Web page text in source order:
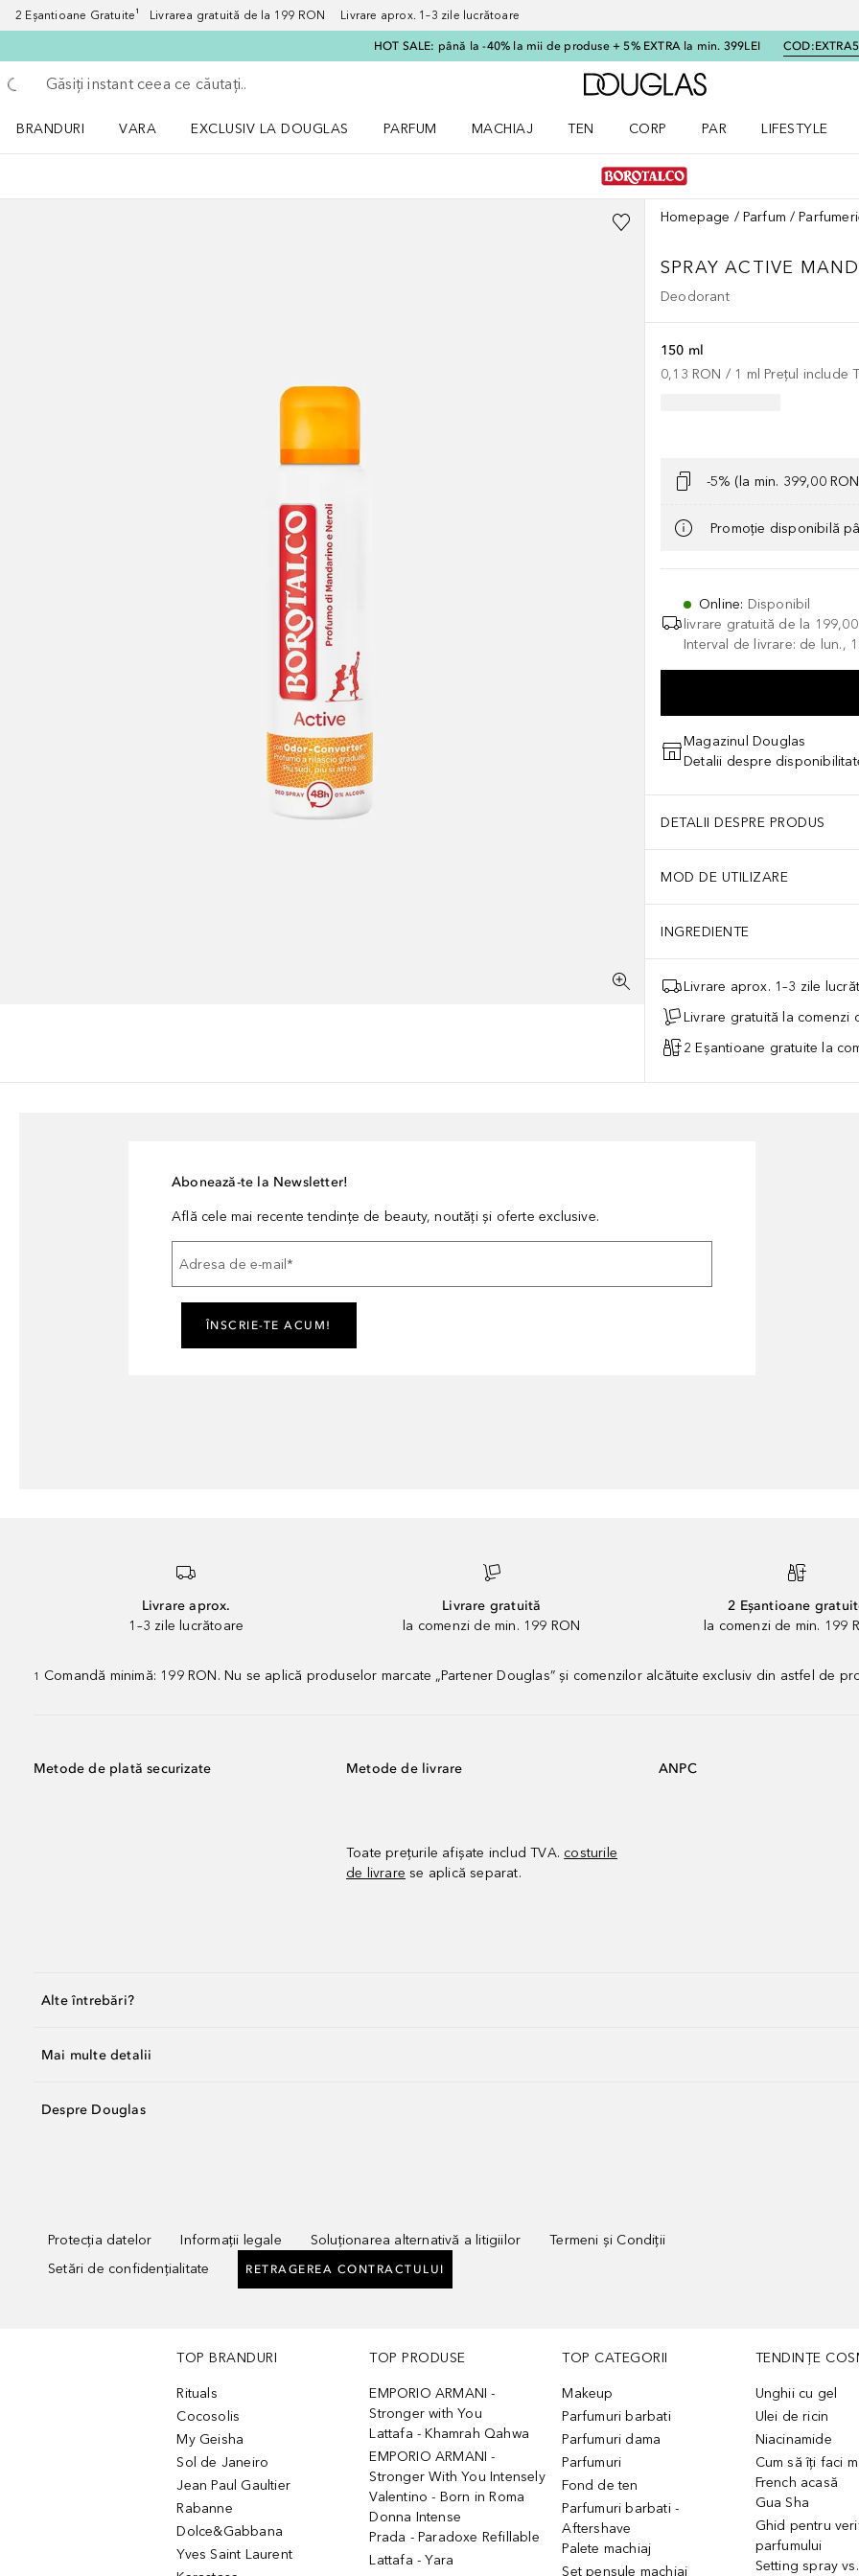
2 Eșantioane Gratuite¹ Livrarea gratuită de la 199 RON Livrare aprox. 1–3 zile lucrătoare
HOT SALE: până la -40% la mii de produse + 5% EXTRA la min. 399LEI COD:
Înapoi
Executați căutarea
Către pagina principală
BRANDURI
VARA
EXCLUSIV LA DOUGLAS
PARFUM
MACHIAJ
TEN
CORP
PAR
LIFESTYLE
Homepage Parfum
SPRAY ACTIVE
Deodorant
150 ml
0,13 RON / 1 ml Prețul include
-5% (la min. 399,00
Promoție disponibilă
Online: Disponibil
livrare gratuită de la
Interval de livrare: de lun.,
Magazinul Douglas
Detalii despre
DETALII DESPRE PRODUS
MOD DE UTILIZARE
INGREDIENTE
Livrare aprox. 1–3 zile
Livrare gratuită la comenzi
2 Eșantioane gratuite la
Abonează-te la Newsletter!
Află cele mai recente tendințe de beauty, noutăți și oferte exclusive.
Adresa de e-mail *
ÎNSCRIE-TE ACUM!
Livrare aprox.
1–3 zile lucrătoare
Livrare gratuită
la comenzi de min. 199 RON
2 Eșantioane
la comenzi de min. 199
1 Comandă minimă: 199 RON. Nu se aplică produselor marcate „Partener Douglas” și comenzilor alcătuite exclusiv din astfel de
Metode de plată securizate Metode de livrare
Toate prețurile afișate includ TVA. costurile
de livrare se aplică separat.
ANPC
Alte întrebări?
Mai multe detalii
Despre Douglas
Protecția datelor Informații legale Soluționarea alternativă a litigiilor
Termeni și Condiții
Setări de confidențialitate
RETRAGEREA CONTRACTULUI
TOP BRANDURI
Rituals
Cocosolis
My Geisha
Sol de Janeiro
Jean Paul Gaultier
Rabanne
Dolce&Gabbana
Yves Saint Laurent
TOP PRODUSE
EMPORIO ARMANI -
Stronger with You
Lattafa - Khamrah Qahwa
EMPORIO ARMANI -
Stronger With You Intensely
Valentino - Born in Roma
Donna Intense
Prada - Paradoxe Refillable
Lattafa - Yara
TOP CATEGORII
Makeup
Parfumuri barbati
Parfumuri dama
Parfumuri
Fond de ten
Parfumuri barbati -
Aftershave
Palete machiaj
Set pensule machiaj
TENDINȚE
Unghii cu gel
Ulei de ricin
Niacinamide
Cum să îți faci
French acasă
Gua Sha
Ghid pentru
parfumului
Setting spray